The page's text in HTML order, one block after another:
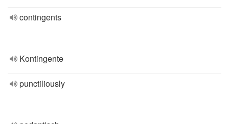
contingents
Kontingente
punctiliously